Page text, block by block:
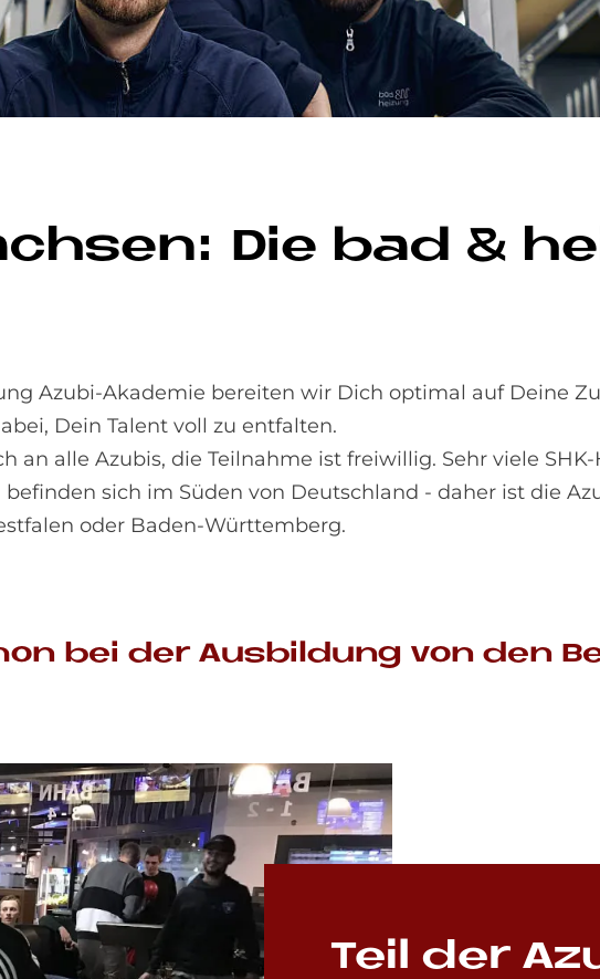
Die bad &
Azubi-Akademie bereiten wir Dich optimal auf Deine
Dein Talent voll zu entfalten.
an alle Azubis, die Teilnahme ist freiwillig. Sehr viele
sich im Süden von Deutschland - daher ist die
oder Baden-Württemberg.
bei der Aus­bil­dung von den
Teil der